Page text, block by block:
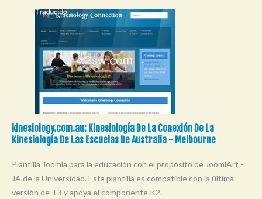
kinesiology.com.au: Kinesiología De La Conexión De La
Kinesiología De Las Escuelas De Australia - Melbourne
Plantilla Joomla para la educación con el propósito de JoomlArt -
JA de la Universidad. Esta plantilla es compatible con la última
versión de T3 y apoya el componente K2.